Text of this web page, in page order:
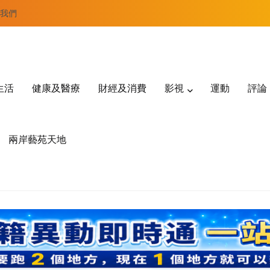
們
活 健康及醫療 財經及消費 影視 運動 評論
兩岸藝苑天地